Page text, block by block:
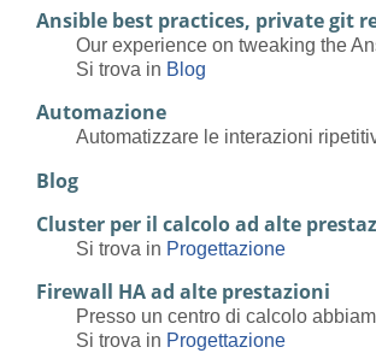
Ansible best practices, private git
Our experience on tweaking the
Si trova in Blog
Automazione
Automatizzare le interazioni
Blog
Cluster per il calcolo ad alte
Si trova in Progettazione
Firewall HA ad alte prestazioni
Presso un centro di calcolo
Si trova in Progettazione